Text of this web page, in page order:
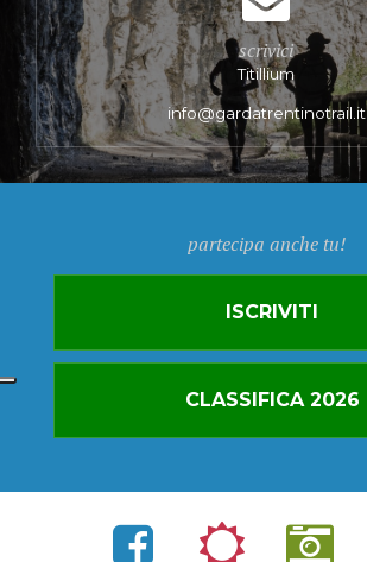
scrivici
Titillium
info@gardatrentinotrail.it
partecipa anche tu!
ISCRIVITI
CLASSIFICA 2026